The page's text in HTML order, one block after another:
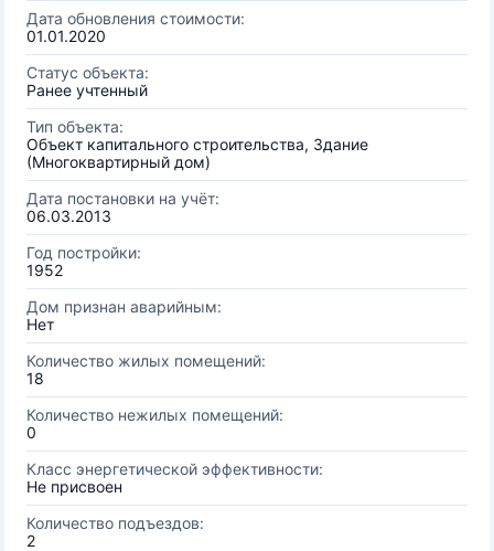
Дата обновления стоимости:
01.01.2020
Статус объекта:
Ранее учтенный
Тип объекта:
Объект капитального строительства, Здание
(Многоквартирный дом)
Дата постановки на учёт:
06.03.2013
Год постройки:
1952
Дом признан аварийным:
Нет
Количество жилых помещений:
18
Количество нежилых помещений:
0
Класс энергетической эффективности:
Не присвоен
Количество подъездов:
2